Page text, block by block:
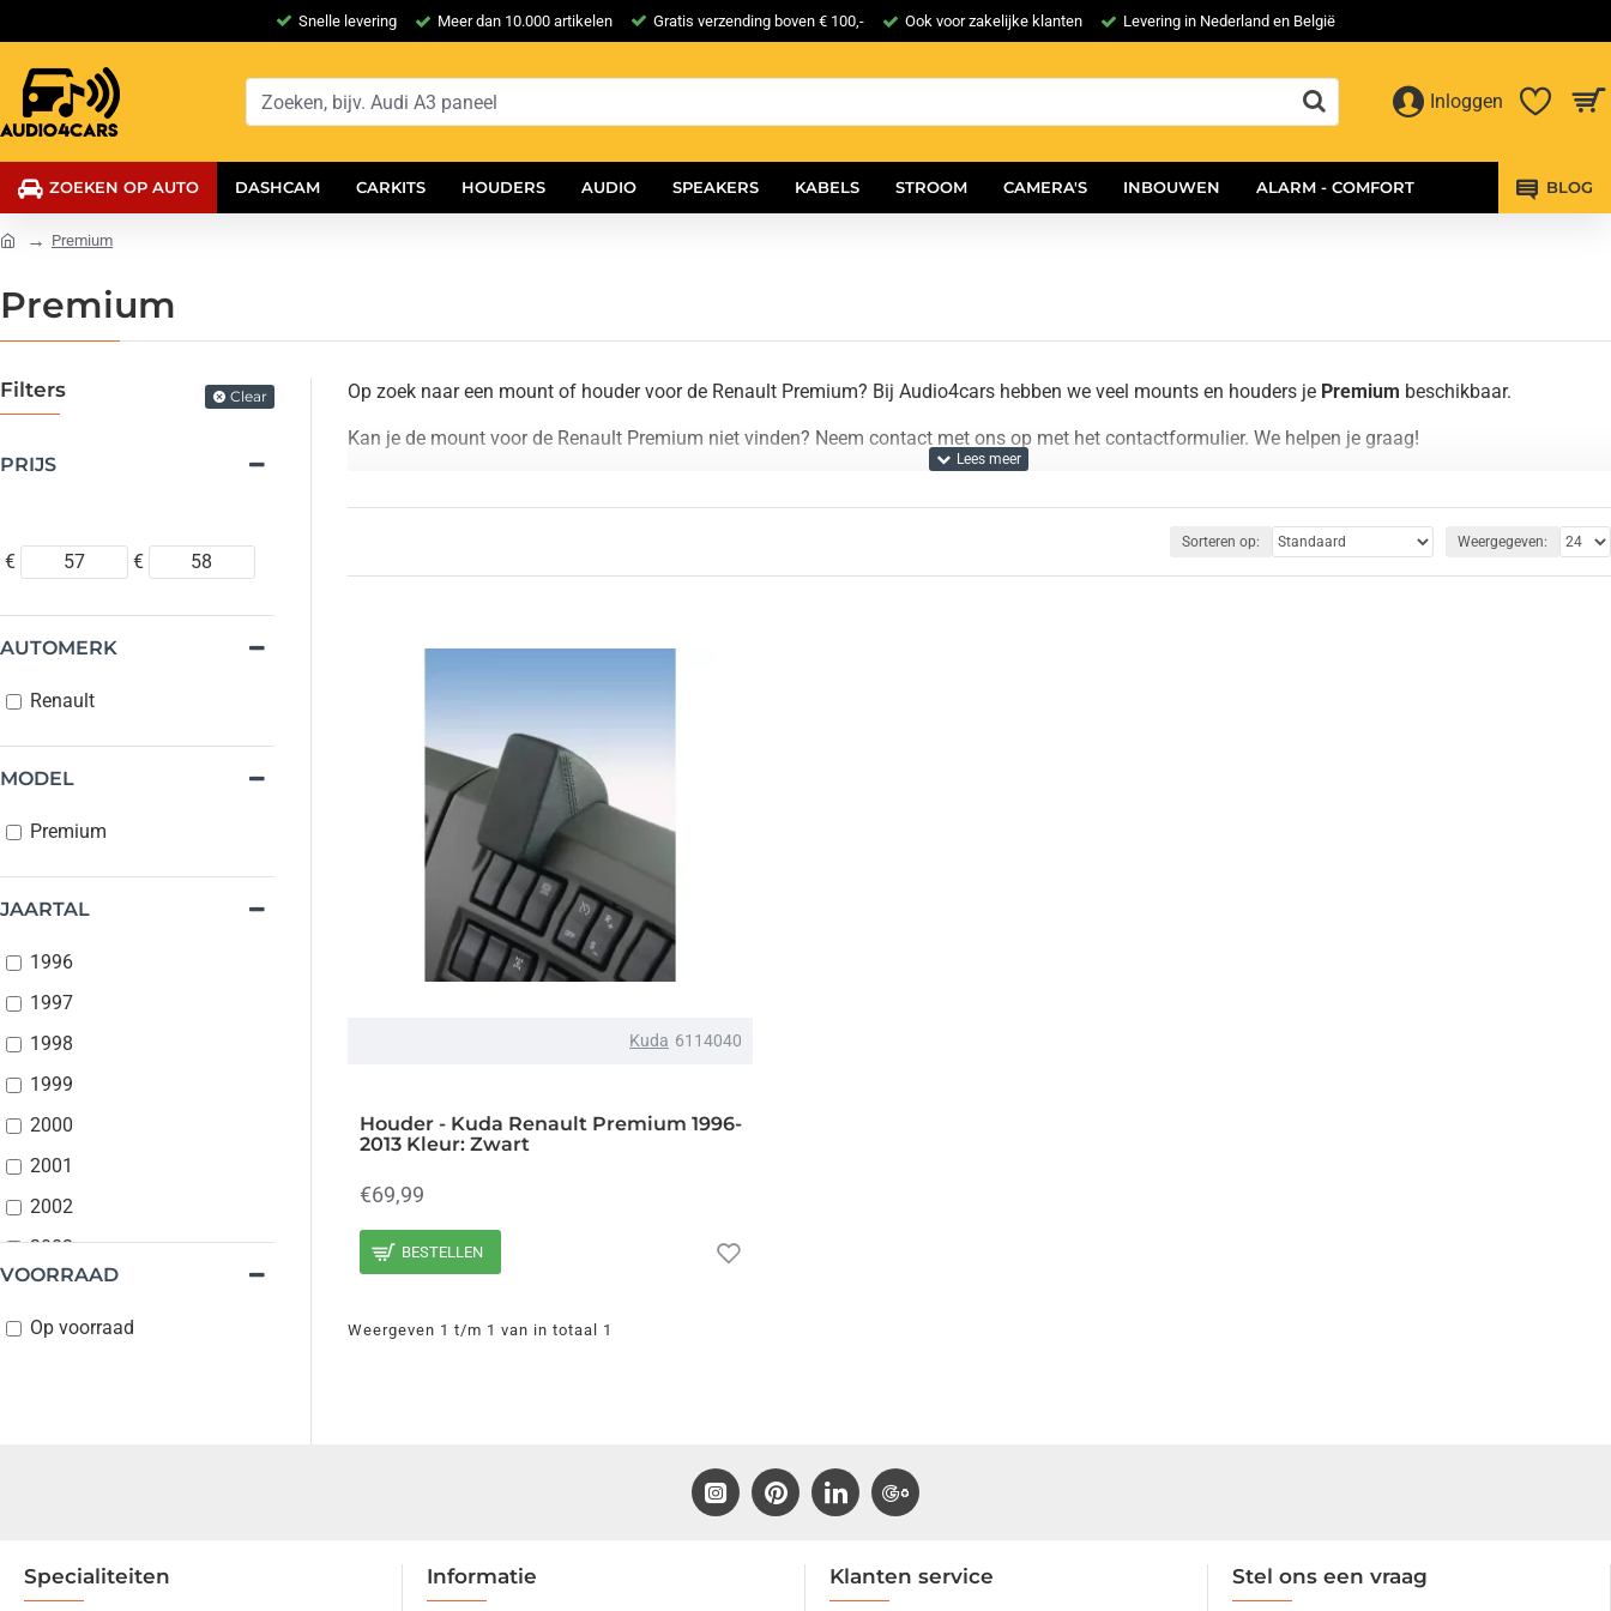
Snelle levering Meer dan 10.000 artikelen Gratis verzending boven € 100,- Ook voor zakelijke klanten Levering in Nederland en België
Inloggen
ZOEKEN OP AUTO DASHCAM CARKITS HOUDERS AUDIO SPEAKERS KABELS STROOM CAMERA'S INBOUWEN ALARM - COMFORT BLOG
Premium
Premium
Filters Clear
PRIJS
€ €
JAARTAL
1996
1997
1998
1999
2000
2001
2002
2003
2004
2005
2011
MODEL
Premium
AUTOMERK
Renault
VOORRAAD
Op voorraad
Op zoek naar een mount of houder voor de Renault Premium? Bij Audio4cars hebben we veel mounts en houders je Premium beschikbaar.
Kan je de mount voor de Renault Premium niet vinden? Neem contact met ons op met het contactformulier. We helpen je graag!
Sorteren op: Weergegeven:
Kuda 6114040
Houder - Kuda Renault Premium 1996-
2013 Kleur: Zwart
€69,99
BESTELLEN
Weergeven 1 t/m 1 van in totaal 1
Specialiteiten Informatie Klanten service Stel ons een vraag